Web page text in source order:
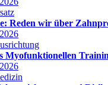
Reden wir über
Myofunktionellen